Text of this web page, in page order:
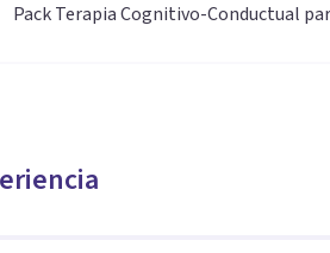
Pack Terapia Cognitivo-Conductual